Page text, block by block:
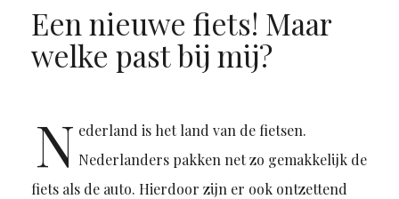
Een nieuwe fiets! Maar
welke past bij mij?
N ederland is het land van de fietsen.
Nederlanders pakken net zo gemakkelijk de
fiets als de auto. Hierdoor zijn er ook ontzettend